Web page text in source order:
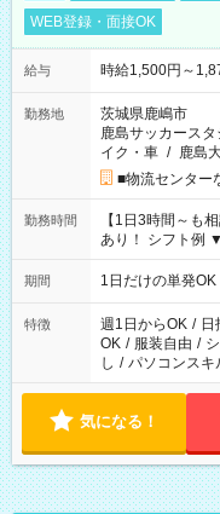
WEB登録・面接OK
給与 時給1,500円～
勤務地
茨城県鹿嶋市
鹿島サッカース
イク・車 / 鹿島
■物流センタ
勤務時間
【1日3時間～も
あり！ シフト例
▼18:00～21:00
期間 1日だけの単発
特徴 週1日からOK / 日
OK / 服装自由 /
し / パソコンスキ
気になる！